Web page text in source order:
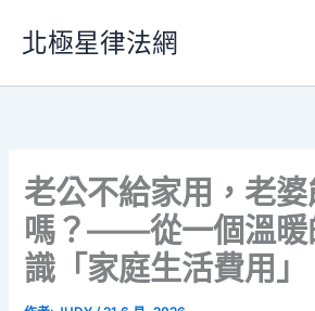
要
北極星律法網
老公不給家用，老
嗎？——從一個溫暖
識「家庭生活費用」